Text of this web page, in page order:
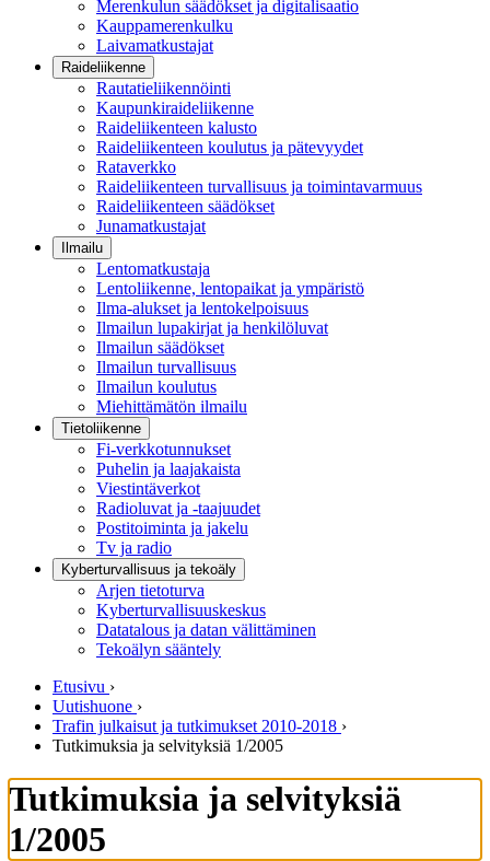
Merenkulun säädökset ja digitalisaatio
Kauppamerenkulku
Laivamatkustajat
Raideliikenne
Rautatieliikennöinti
Kaupunkiraideliikenne
Raideliikenteen kalusto
Raideliikenteen koulutus ja pätevyydet
Rataverkko
Raideliikenteen turvallisuus ja toimintavarmuus
Raideliikenteen säädökset
Junamatkustajat
Ilmailu
Lentomatkustaja
Lentoliikenne, lentopaikat ja ympäristö
Ilma-alukset ja lentokelpoisuus
Ilmailun lupakirjat ja henkilöluvat
Ilmailun säädökset
Ilmailun turvallisuus
Ilmailun koulutus
Miehittämätön ilmailu
Tietoliikenne
Fi-verkkotunnukset
Puhelin ja laajakaista
Viestintäverkot
Radioluvat ja -taajuudet
Postitoiminta ja jakelu
Tv ja radio
Kyberturvallisuus ja tekoäly
Arjen tietoturva
Kyberturvallisuuskeskus
Datatalous ja datan välittäminen
Tekoälyn sääntely
Etusivu ›
Uutishuone ›
Trafin julkaisut ja tutkimukset 2010-2018 ›
Tutkimuksia ja selvityksiä 1/2005
Tutkimuksia ja selvityksiä
1/2005